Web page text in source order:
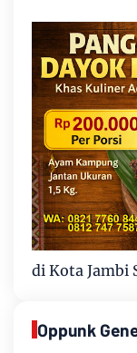
di Kota Jambi
Oppunk